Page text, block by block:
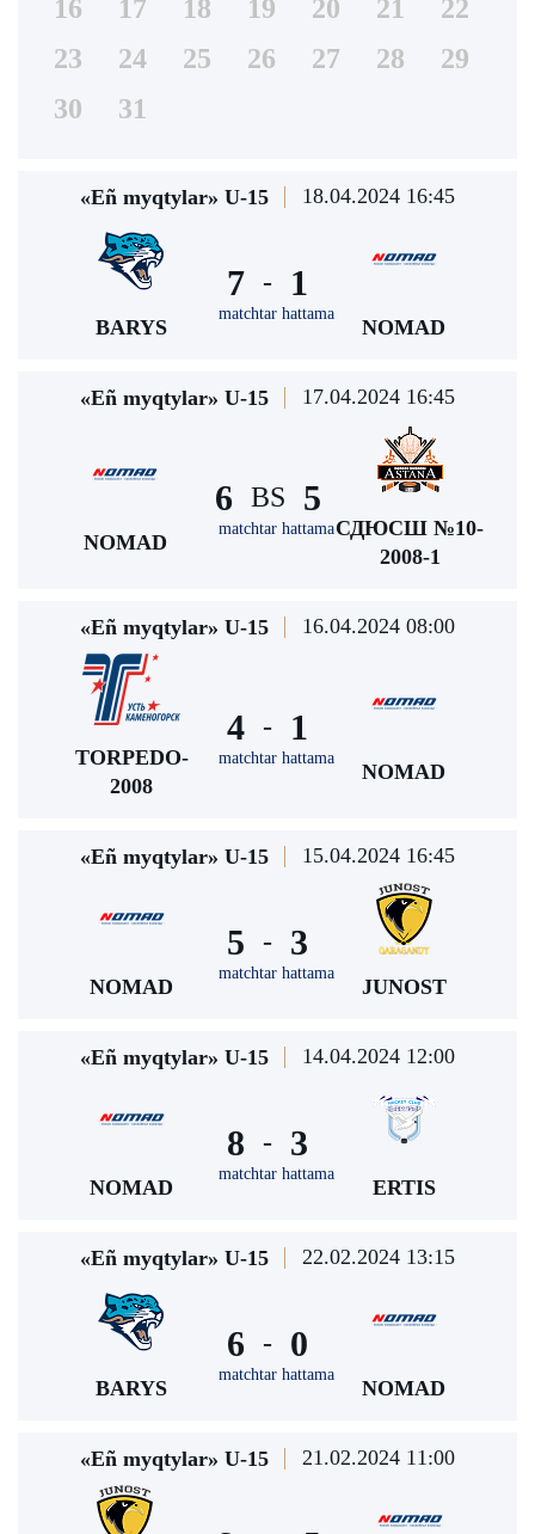
16
17 18 19 20 21
22
23
24 25 26 27 28
29
30
31
«Eñ myqtylar» U-15 18.04.2024 16:45
BARYS
7 -
matchtar hattama
1
NOMAD
«Eñ myqtylar» U-15 17.04.2024 16:45
NOMAD
6 BS
matchtar hattama
5
СДЮСШ №10-
2008-1
«Eñ myqtylar» U-15 16.04.2024 08:00
TORPEDO-
2008
4 -
matchtar hattama
1
NOMAD
«Eñ myqtylar» U-15 15.04.2024 16:45
NOMAD
5 -
matchtar hattama
3
JUNOST
«Eñ myqtylar» U-15 14.04.2024 12:00
NOMAD
8 -
matchtar hattama
3
ERTIS
«Eñ myqtylar» U-15 22.02.2024 13:15
BARYS
6 -
matchtar hattama
0
NOMAD
«Eñ myqtylar» U-15 21.02.2024 11:00